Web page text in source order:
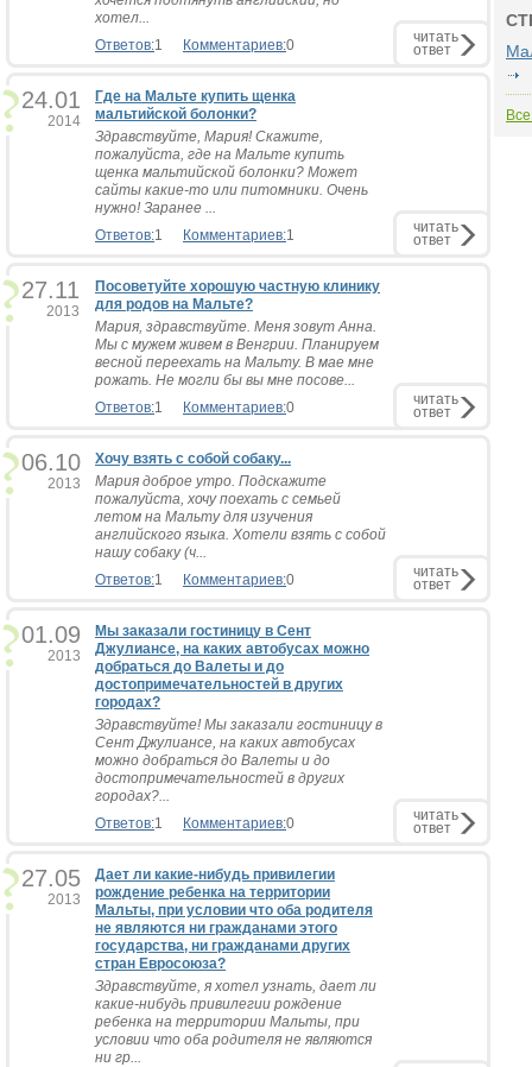
хотел...
Ответов:1 Комментариев:0 читать
ответ
24.01
2014
Где на Мальте купить щенка
мальтийской болонки?
Здравствуйте, Мария! Скажите,
пожалуйста, где на Мальте купить
щенка мальтийской болонки? Может
сайты какие-то или питомники. Очень
нужно! Заранее ...
Ответов:1 Комментариев:1 читать
ответ
27.11
2013
Посоветуйте хорошую частную клинику
для родов на Мальте?
Мария, здравствуйте. Меня зовут Анна.
Мы с мужем живем в Венгрии. Планируем
весной переехать на Мальту. В мае мне
рожать. Не могли бы вы мне посове...
Ответов:1 Комментариев:0 читать
ответ
06.10
2013
Хочу взять с собой собаку...
Мария доброе утро. Подскажите
пожалуйста, хочу поехать с семьей
летом на Мальту для изучения
английского языка. Хотели взять с собой
нашу собаку (ч...
Ответов:1 Комментариев:0 читать
ответ
01.09
2013
Мы заказали гостиницу в Сент
Джулиансе, на каких автобусах можно
добраться до Валеты и до
достопримечательностей в других
городах?
Здравствуйте! Мы заказали гостиницу в
Сент Джулиансе, на каких автобусах
можно добраться до Валеты и до
достопримечательностей в других
городах?...
Ответов:1 Комментариев:0 читать
ответ
27.05
2013
Дает ли какие-нибудь привилегии
рождение ребенка на территории
Мальты, при условии что оба родителя
не являются ни гражданами этого
государства, ни гражданами других
стран Евросоюза?
Здравствуйте, я хотел узнать, дает ли
какие-нибудь привилегии рождение
ребенка на территории Мальты, при
условии что оба родителя не являются
ни гр...